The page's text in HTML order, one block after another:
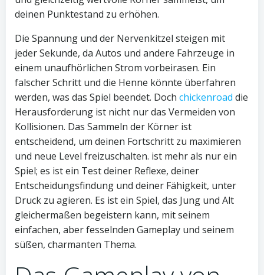
deinen Punktestand zu erhöhen.
Die Spannung und der Nervenkitzel steigen mit
jeder Sekunde, da Autos und andere Fahrzeuge in
einem unaufhörlichen Strom vorbeirasen. Ein
falscher Schritt und die Henne könnte überfahren
werden, was das Spiel beendet. Doch chickenroad die
Herausforderung ist nicht nur das Vermeiden von
Kollisionen. Das Sammeln der Körner ist
entscheidend, um deinen Fortschritt zu maximieren
und neue Level freizuschalten. ist mehr als nur ein
Spiel; es ist ein Test deiner Reflexe, deiner
Entscheidungsfindung und deiner Fähigkeit, unter
Druck zu agieren. Es ist ein Spiel, das Jung und Alt
gleichermaßen begeistern kann, mit seinem
einfachen, aber fesselnden Gameplay und seinem
süßen, charmanten Thema.